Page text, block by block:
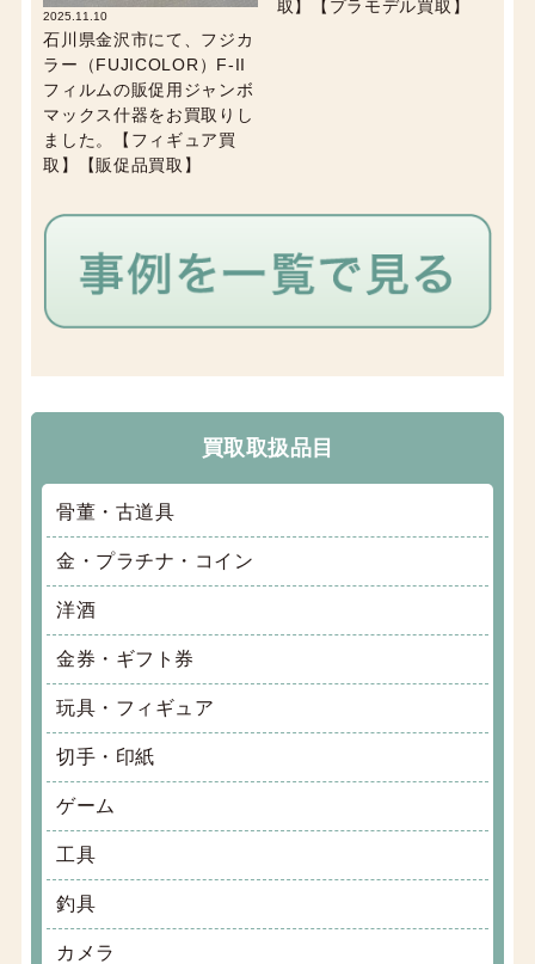
2025.11.10
石川県金沢市にて、フジカ
ラー（FUJICOLOR）F-II
フィルムの販促用ジャンボ
マックス什器をお買取りし
ました。【フィギュア買
取】【販促品買取】
取】【プラモデル買取】
買取取扱品目
骨董・古道具
金・プラチナ・コイン
洋酒
金券・ギフト券
玩具・フィギュア
切手・印紙
ゲーム
工具
釣具
カメラ